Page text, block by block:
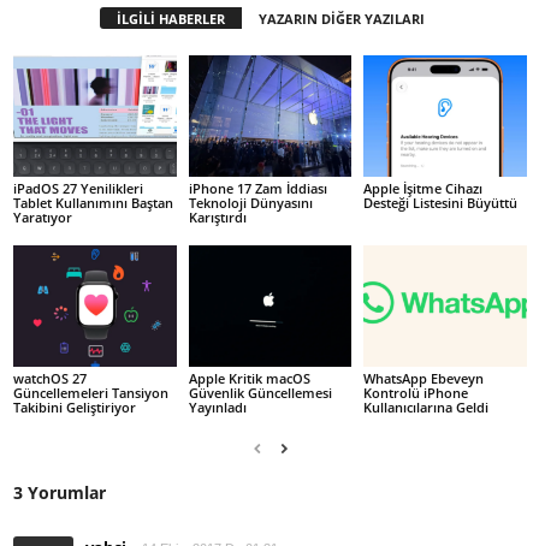
İLGİLİ HABERLER YAZARIN DİĞER YAZILARI
iPadOS 27 Yenilikleri
Tablet Kullanımını Baştan
Yaratıyor
iPhone 17 Zam İddiası
Teknoloji Dünyasını
Karıştırdı
Apple İşitme Cihazı
Desteği Listesini Büyüttü
watchOS 27
Güncellemeleri Tansiyon
Takibini Geliştiriyor
Apple Kritik macOS
Güvenlik Güncellemesi
Yayınladı
WhatsApp Ebeveyn
Kontrolü iPhone
Kullanıcılarına Geldi
3 Yorumlar